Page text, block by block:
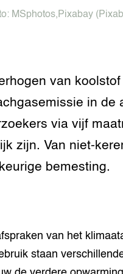
Aanpakken
diversiteit
MSphotos, Pixabay
van
in de
via vijf
zijn. Van niet-
bemesting.
van het
staan